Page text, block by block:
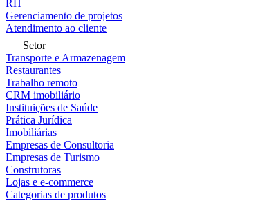
RH
Gerenciamento de projetos
Atendimento ao cliente
Setor
Transporte e Armazenagem
Restaurantes
Trabalho remoto
CRM imobiliário
Instituições de Saúde
Prática Jurídica
Imobiliárias
Empresas de Consultoria
Empresas de Turismo
Construtoras
Lojas e e-commerce
Categorias de produtos